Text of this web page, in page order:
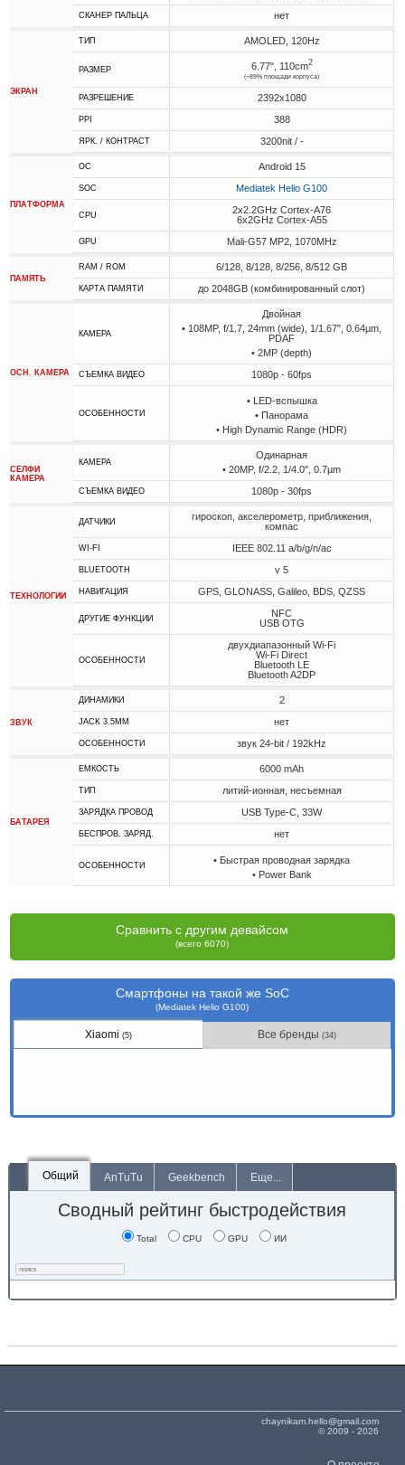
СКАНЕР ПАЛЬЦА нет
ЭКРАН
ТИП AMOLED, 120Hz
РАЗМЕР 6.77", 110cm2
(~89% площади корпуса)
РАЗРЕШЕНИЕ 2392x1080
PPI 388
ЯРК. / КОНТРАСТ 3200nit / -
ПЛАТФОРМА
ОС Android 15
SOC Mediatek Helio G100
CPU
2x2.2GHz Cortex-A76
6x2GHz Cortex-A55
GPU Mali-G57 MP2, 1070MHz
ПАМЯТЬ
RAM / ROM 6/128, 8/128, 8/256, 8/512 GB
КАРТА ПАМЯТИ до 2048GB (комбинированный слот)
ОСН. КАМЕРА
КАМЕРА
Двойная
• 108MP, f/1.7, 24mm (wide), 1/1.67", 0.64µm,
PDAF
• 2MP (depth)
СЪЕМКА ВИДЕО 1080p - 60fps
ОСОБЕННОСТИ
• LED-вспышка
• Панорама
• High Dynamic Range (HDR)
СЕЛФИ
КАМЕРА
КАМЕРА
Одинарная
• 20MP, f/2.2, 1/4.0", 0.7µm
СЪЕМКА ВИДЕО 1080p - 30fps
ТЕХНОЛОГИИ
ДАТЧИКИ
гироскоп, акселерометр, приближения,
компас
WI-FI IEEE 802.11 a/b/g/n/ac
BLUETOOTH v 5
НАВИГАЦИЯ GPS, GLONASS, Galileo, BDS, QZSS
ДРУГИЕ ФУНКЦИИ
NFC
USB OTG
ОСОБЕННОСТИ
двухдиапазонный Wi-Fi
Wi-Fi Direct
Bluetooth LE
Bluetooth A2DP
ЗВУК
ДИНАМИКИ 2
JACK 3.5MM нет
ОСОБЕННОСТИ звук 24-bit / 192kHz
БАТАРЕЯ
ЕМКОСТЬ 6000 mAh
ТИП литий-ионная, несъемная
ЗАРЯДКА ПРОВОД USB Type-C, 33W
БЕСПРОВ. ЗАРЯД. нет
ОСОБЕННОСТИ
• Быстрая проводная зарядка
• Power Bank
Сравнить с другим девайсом
(всего 6070)
Смартфоны на такой же SoC
(Mediatek Helio G100)
Xiaomi(5) Все бренды(34)
Общий AnTuTu Geekbench Еще...
Сводный рейтинг быстродействия
Total CPU GPU ИИ
chaynikam.hello@gmail.com
© 2009 - 2026